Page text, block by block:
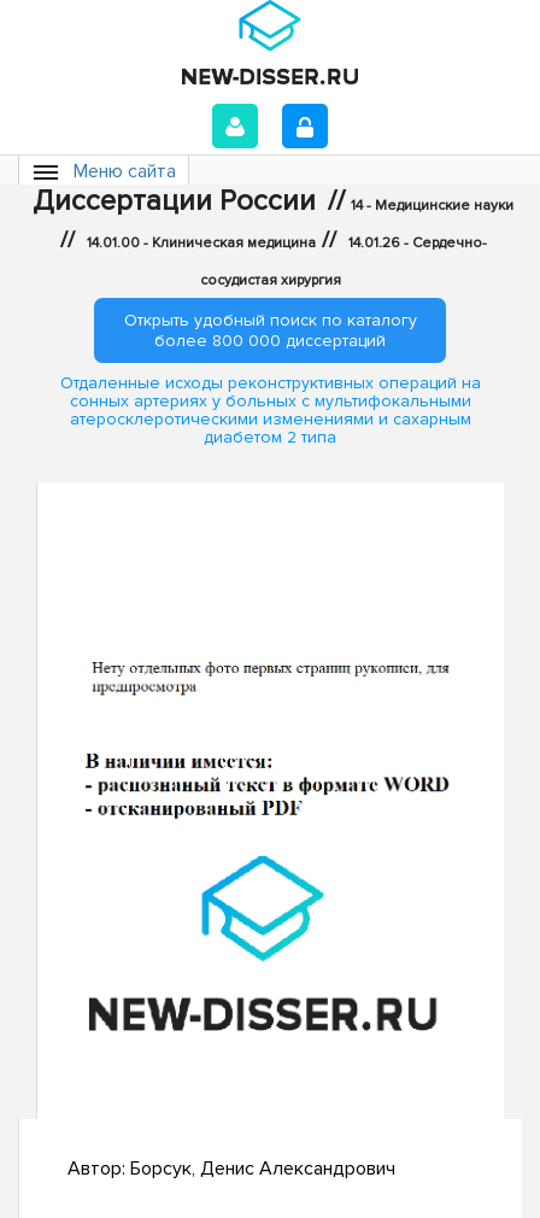
Меню сайта
Диссертации России // 14 - Медицинские науки
// 14.01.00 - Клиническая медицина // 14.01.26 - Сердечно-
сосудистая хирургия
Открыть удобный поиск по каталогу
более 800 000 диссертаций
Отдаленные исходы реконструктивных операций на
сонных артериях у больных с мультифокальными
атеросклеротическими изменениями и сахарным
диабетом 2 типа
Автор: Борсук, Денис Александрович